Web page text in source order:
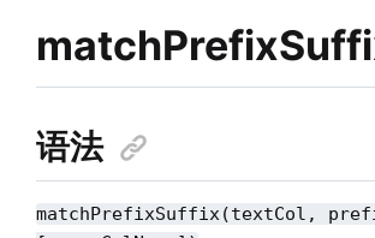
语法
matchPrefixSuffix(textCol,